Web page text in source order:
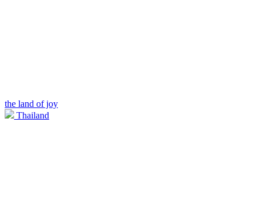
the land of joy
Thailand